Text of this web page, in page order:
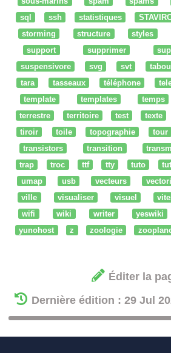
sql
ssh statistiques
storming
structure styles
support
supprimer
suspensivore
svg svt
tara
tasseaux téléphone
template
templates temps
terrestre
territoire test texte
tiroir
toile topographie tour
transistors
transition
trap
troc ttf tty tuto
umap
usb vecteurs
ville
visualiser visuel
wifi
wiki writer yeswiki
yunohost
z zoologie
Éditer la
Dernière édition : 29 Jul